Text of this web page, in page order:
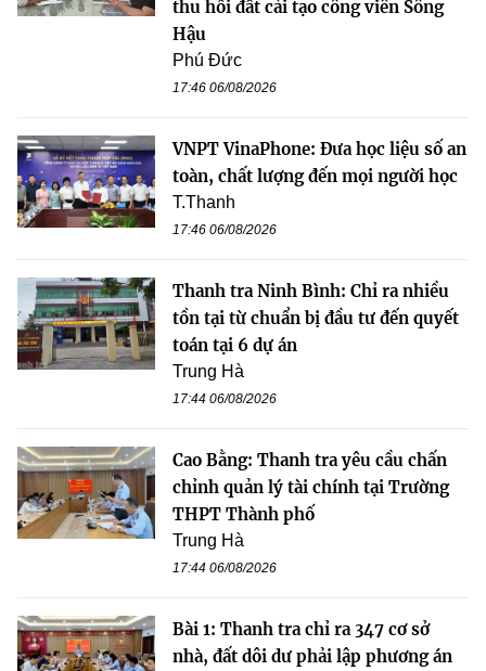
thu hồi đất cải tạo công viên Sông
Hậu
Phú Đức
17:46 06/08/2026
VNPT VinaPhone: Đưa học liệu số an
toàn, chất lượng đến mọi người học
T.Thanh
17:46 06/08/2026
Thanh tra Ninh Bình: Chỉ ra nhiều
tồn tại từ chuẩn bị đầu tư đến quyết
toán tại 6 dự án
Trung Hà
17:44 06/08/2026
Cao Bằng: Thanh tra yêu cầu chấn
chỉnh quản lý tài chính tại Trường
THPT Thành phố
Trung Hà
17:44 06/08/2026
Bài 1: Thanh tra chỉ ra 347 cơ sở
nhà, đất dôi dư phải lập phương án